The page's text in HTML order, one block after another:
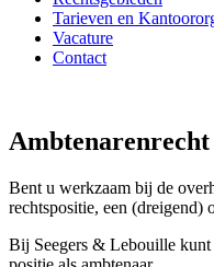
Tarieven en
Vacature
Contact
Ambtenarenrecht
Bent u werkzaam bij de
rechtspositie, een (dreigend)
Bij Seegers & Lebouille